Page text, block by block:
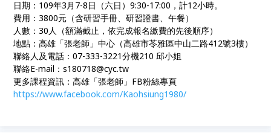
日期：109年3月7-8日（六日）9:30-17:00，計12小時。
費用：3800元（含研習手冊、研習證書、午餐）
人數：30人（額滿截止，依完成報名繳費的先後順序）
地點：高雄「張老師」中心（高雄市苓雅區中山二路412號3樓）
聯絡人及電話：07-333-3221分機210 邱小姐
聯絡E-mail：s180718@cyc.tw
更多課程資訊：高雄「張老師」FB粉絲專頁
https://www.facebook.com/Kaohsiung1980/